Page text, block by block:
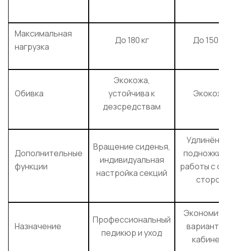
Максимальная
нагрузка
До 180 кг До 150 кг
Обивка
Экокожа,
устойчива к
дезсредствам
Экокожа
Дополнительные
функции
Вращение сиденья,
индивидуальная
настройка секций
подножки
работы с
сторон
Назначение
Профессиональный
педикюр и уход
вариант